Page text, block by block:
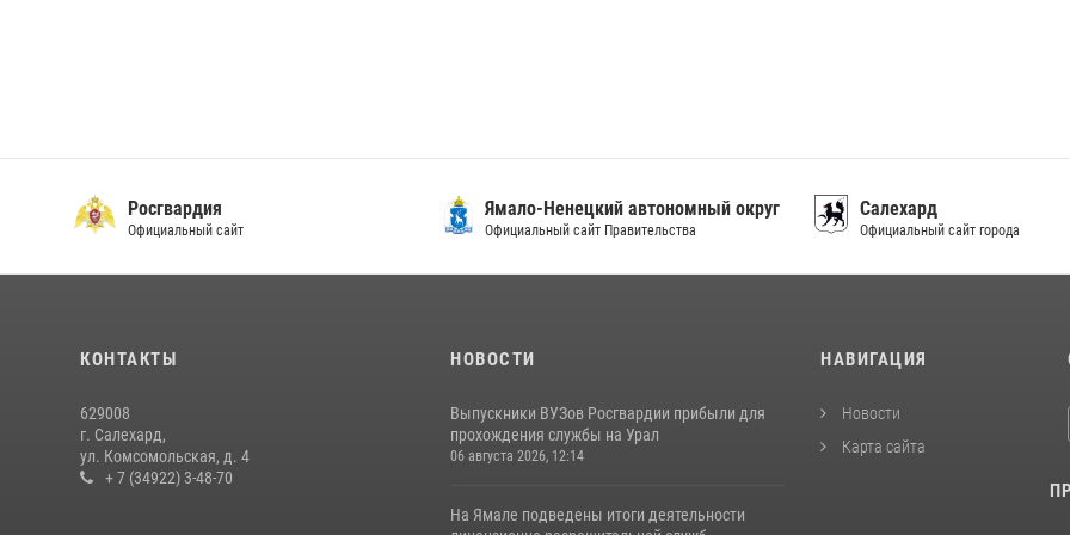
Росгвардия
Официальный сайт
Ямало-Ненецкий автономный округ
Официальный сайт Правительства
Салехард
Официальный сайт города
КОНТАКТЫ
629008
г. Салехард,
ул. Комсомольская, д. 4
+ 7 (34922) 3-48-70
НОВОСТИ
Выпускники ВУЗов Росгвардии прибыли для
прохождения службы на Урал
06 августа 2026, 12:14
На Ямале подведены итоги деятельности
НАВИГАЦИЯ
Новости
Карта сайта